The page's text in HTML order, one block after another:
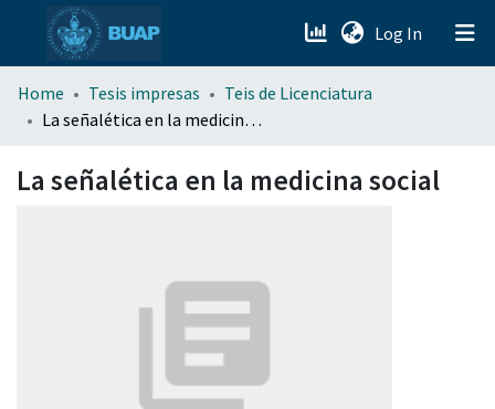
Log In (current)
menu.section.about_menu
Home Tesis impresas
Teis de Licenciatura
La señalética en la medicina social
La señalética en la medicina social